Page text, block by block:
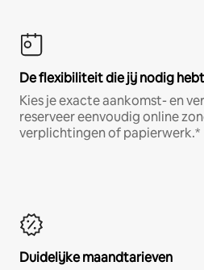
De flexibiliteit die jij nodig hebt
Kies je exacte aankomst- en
reserveer eenvoudig online
verplichtingen of papierwerk.*
Duidelijke maandtarieven